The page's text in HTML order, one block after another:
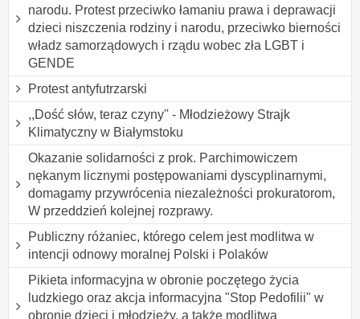
narodu. Protest przeciwko łamaniu prawa i deprawacji
dzieci niszczenia rodziny i narodu, przeciwko bierności
władz samorządowych i rządu wobec zła LGBT i
GENDE
Protest antyfutrzarski
,,Dość słów, teraz czyny'' - Młodzieżowy Strajk
Klimatyczny w Białymstoku
Okazanie solidarności z prok. Parchimowiczem
nękanym licznymi postępowaniami dyscyplinarnymi,
domagamy przywrócenia niezależności prokuratorom,
W przeddzień kolejnej rozprawy.
Publiczny różaniec, którego celem jest modlitwa w
intencji odnowy moralnej Polski i Polaków
Pikieta informacyjna w obronie poczętego życia
ludzkiego oraz akcja informacyjna "Stop Pedofilii" w
obronie dzieci i młodzieży, a także modlitwa